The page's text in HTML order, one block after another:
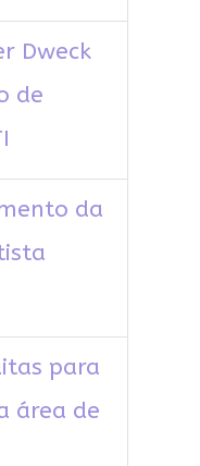
Dweck
de
da
para
área de